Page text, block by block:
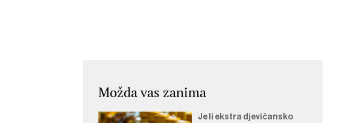
Možda vas zanima
Je li ekstra djevičansko